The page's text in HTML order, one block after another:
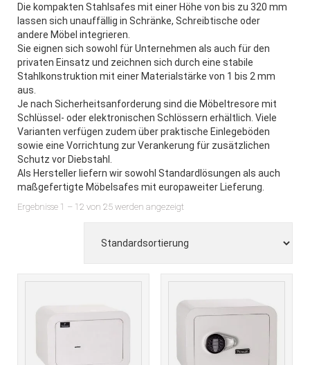
Die kompakten Stahlsafes mit einer Höhe von bis zu 320 mm
lassen sich unauffällig in Schränke, Schreibtische oder
andere Möbel integrieren.
Sie eignen sich sowohl für Unternehmen als auch für den
privaten Einsatz und zeichnen sich durch eine stabile
Stahlkonstruktion mit einer Materialstärke von 1 bis 2 mm
aus.
Je nach Sicherheitsanforderung sind die Möbeltresore mit
Schlüssel- oder elektronischen Schlössern erhältlich. Viele
Varianten verfügen zudem über praktische Einlegeböden
sowie eine Vorrichtung zur Verankerung für zusätzlichen
Schutz vor Diebstahl.
Als Hersteller liefern wir sowohl Standardlösungen als auch
maßgefertigte Möbelsafes mit europaweiter Lieferung.
Ergebnisse 1 – 12 von 25 werden angezeigt